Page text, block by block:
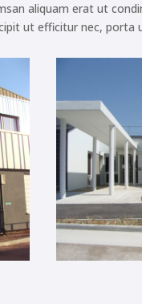
aliquam erat ut
ut efficitur nec, porta